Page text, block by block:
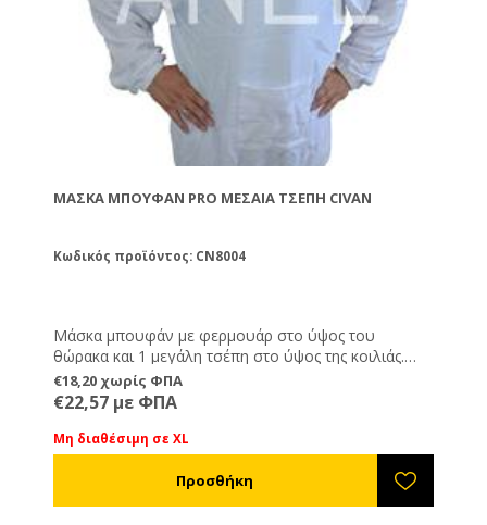
ΜΆΣΚΑ ΜΠΟΥΦΆΝ PRO ΜΕΣΑΊΑ ΤΣΈΠΗ CIVAN
Κωδικός προϊόντος: CN8004
Μάσκα μπουφάν με φερμουάρ στο ύψος του
θώρακα και 1 μεγάλη τσέπη στο ύψος της κοιλιάς.
Διατίθεται σε μεγέθη M, L XL και XXL.
€18,20 χωρίς ΦΠΑ
€22,57 με ΦΠΑ
Μη διαθέσιμη σε XL